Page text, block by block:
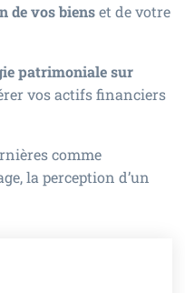
de vos bienset de votre
patrimoniale sur
vos actifs financiers
comme
la perception d’un